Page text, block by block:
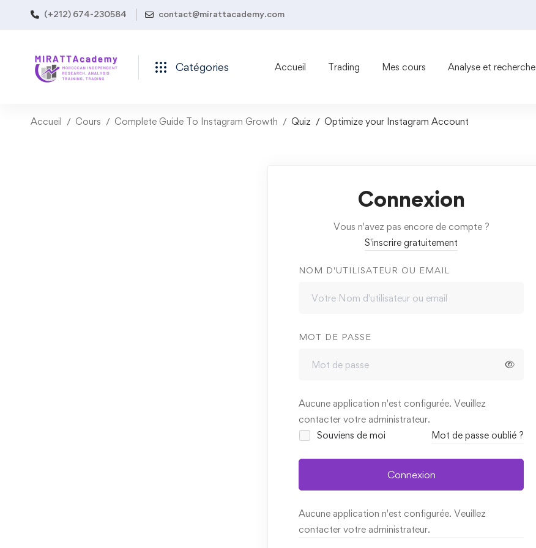
(+212) 674-230584 contact@mirattacademy.com
Catégories Accueil Trading Mes cours Analyse et recherche
Accueil Cours Complete Guide To Instagram Growth Quiz Optimize your Instagram Account
Connexion
Vous n'avez pas encore de compte ?
S'inscrire gratuitement
NOM D'UTILISATEUR OU EMAIL
MOT DE PASSE
Aucune application n'est configurée. Veuillez
contacter votre administrateur.
Souviens de moi
Mot de passe oublié ?
Connexion
Aucune application n'est configurée. Veuillez
contacter votre administrateur.